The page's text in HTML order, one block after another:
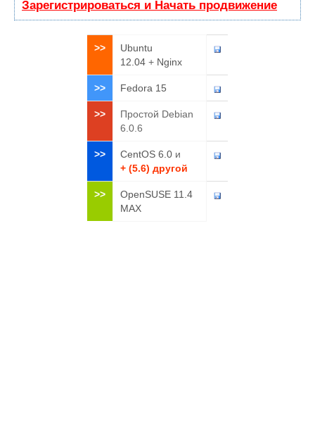
Зарегистрироваться и Начать продвижение
>>
Ubuntu
12.04 + Nginx
>> Fedora 15
>>
Простой Debian
6.0.6
>> CentOS 6.0 и
+ (5.6) другой
>>
OpenSUSE 11.4
MAX